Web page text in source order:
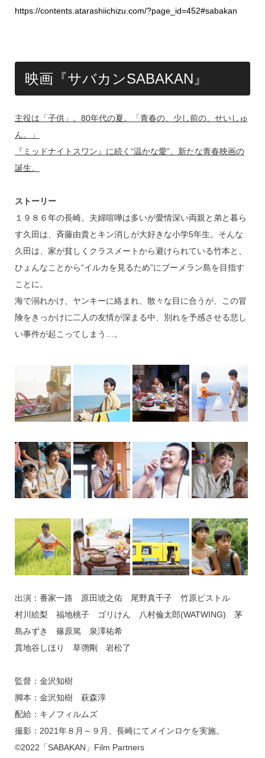
https://contents.atarashiichizu.com/?page_id=452#sabakan
映画『サバカンSABAKAN』
主役は「子供」。80年代の夏。「青春の、少し前の、せいしゅ
ん。」
『ミッドナイトスワン』に続く“温かな愛”、新たな青春映画の
誕生。
ストーリー
１９８６年の長崎。夫婦喧嘩は多いが愛情深い両親と弟と暮ら
す久田は、斉藤由貴とキン消しが大好きな小学5年生。そんな
久田は、家が貧しくクラスメートから避けられている竹本と、
ひょんなことから“イルカを見るため”にブーメラン島を目指す
ことに。
海で溺れかけ、ヤンキーに絡まれ、散々な目に合うが、この冒
険をきっかけに二人の友情が深まる中、別れを予感させる悲し
い事件が起こってしまう…。
出演：番家一路 原田琥之佑 尾野真千子 竹原ピストル
村川絵梨 福地桃子 ゴリけん 八村倫太郎(WATWING) 茅
島みずき 篠原篤 泉澤祐希
貫地谷しほり 草彅剛 岩松了
監督：金沢知樹
脚本：金沢知樹 萩森淳
配給：キノフィルムズ
撮影：2021年８月～９月、長崎にてメインロケを実施。
©2022「SABAKAN」Film Partners